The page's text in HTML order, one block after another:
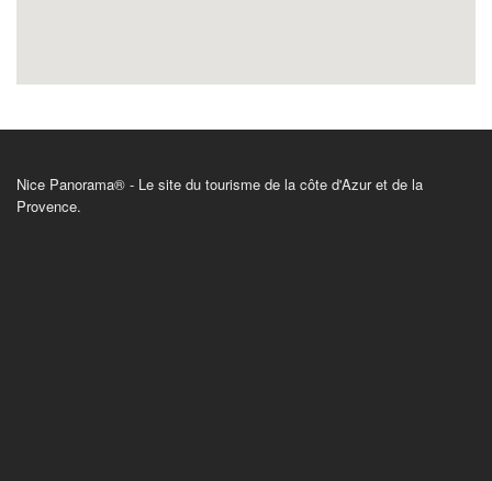
Nice Panorama® - Le site du tourisme de la côte d'Azur et de la
Provence.